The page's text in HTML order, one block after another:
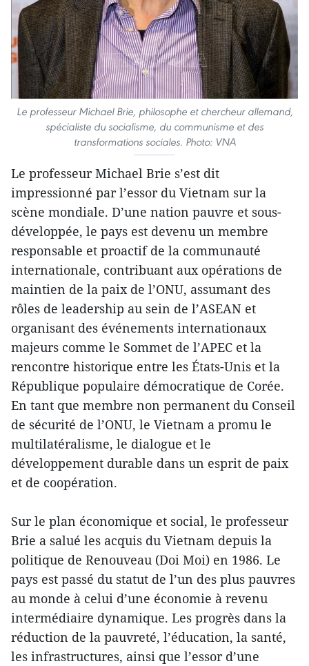
Le professeur Michael Brie, philosophe et chercheur allemand,
spécialiste du socialisme, du communisme et des
transformations sociales. Photo: VNA
Le professeur Michael Brie s’est dit
impressionné par l’essor du Vietnam sur la
scène mondiale. D’une nation pauvre et sous-
développée, le pays est devenu un membre
responsable et proactif de la communauté
internationale, contribuant aux opérations de
maintien de la paix de l’ONU, assumant des
rôles de leadership au sein de l’ASEAN et
organisant des événements internationaux
majeurs comme le Sommet de l’APEC et la
rencontre historique entre les États-Unis et la
République populaire démocratique de Corée.
En tant que membre non permanent du Conseil
de sécurité de l’ONU, le Vietnam a promu le
multilatéralisme, le dialogue et le
développement durable dans un esprit de paix
et de coopération.
Sur le plan économique et social, le professeur
Brie a salué les acquis du Vietnam depuis la
politique de Renouveau (Doi Moi) en 1986. Le
pays est passé du statut de l’un des plus pauvres
au monde à celui d’une économie à revenu
intermédiaire dynamique. Les progrès dans la
réduction de la pauvreté, l’éducation, la santé,
les infrastructures, ainsi que l’essor d’une